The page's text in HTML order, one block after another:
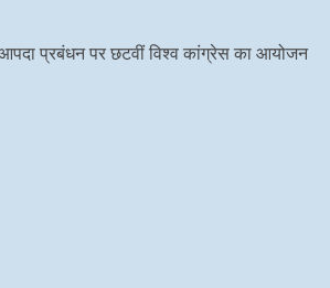
आपदा प्रबंधन पर छटवीं विश्व कांग्रेस का आयोजन